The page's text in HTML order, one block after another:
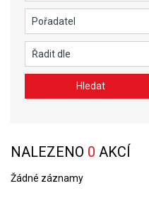
Hledat
NALEZENO 0 AKCÍ
Žádné záznamy